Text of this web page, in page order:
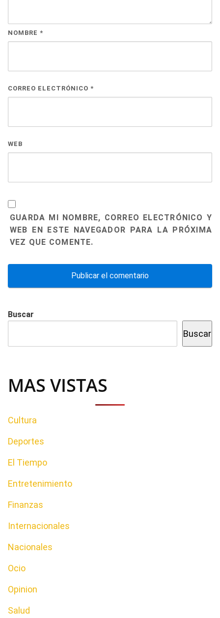
NOMBRE *
CORREO ELECTRÓNICO *
WEB
GUARDA MI NOMBRE, CORREO ELECTRÓNICO Y
WEB EN ESTE NAVEGADOR PARA LA PRÓXIMA
VEZ QUE COMENTE.
Buscar
Buscar
MAS VISTAS
Cultura
Deportes
El Tiempo
Entretenimiento
Finanzas
Internacionales
Nacionales
Ocio
Opinion
Salud